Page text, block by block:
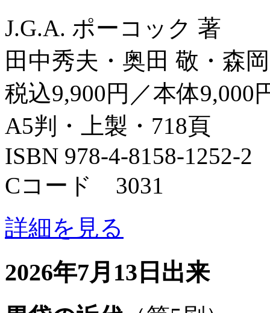
J.G.A. ポーコック 著
田中秀夫・奥田 敬・森
税込9,900円／本体9,000
A5判・上製・718頁
ISBN 978-4-8158-1252-2
Cコード 3031
詳細を見る
2026年7月13日出来